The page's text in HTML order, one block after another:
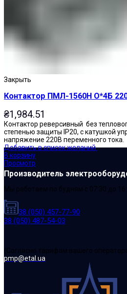
Закрыть
Контактор ПМЛ-1560Н О*4Б
₴1,984.51
Контактор реверсивный без
степенью защиты IP20, с катушкой
напряжение 220В переменного тока.
Добавить в список желаний
В корзину
Просмотр
Производитель
Мы работаем по будням с 07:30 до
38 (050) 457-77-90
38 (050) 487-54-03
(Cогласно тарифам вашего
pmp@etal.ua